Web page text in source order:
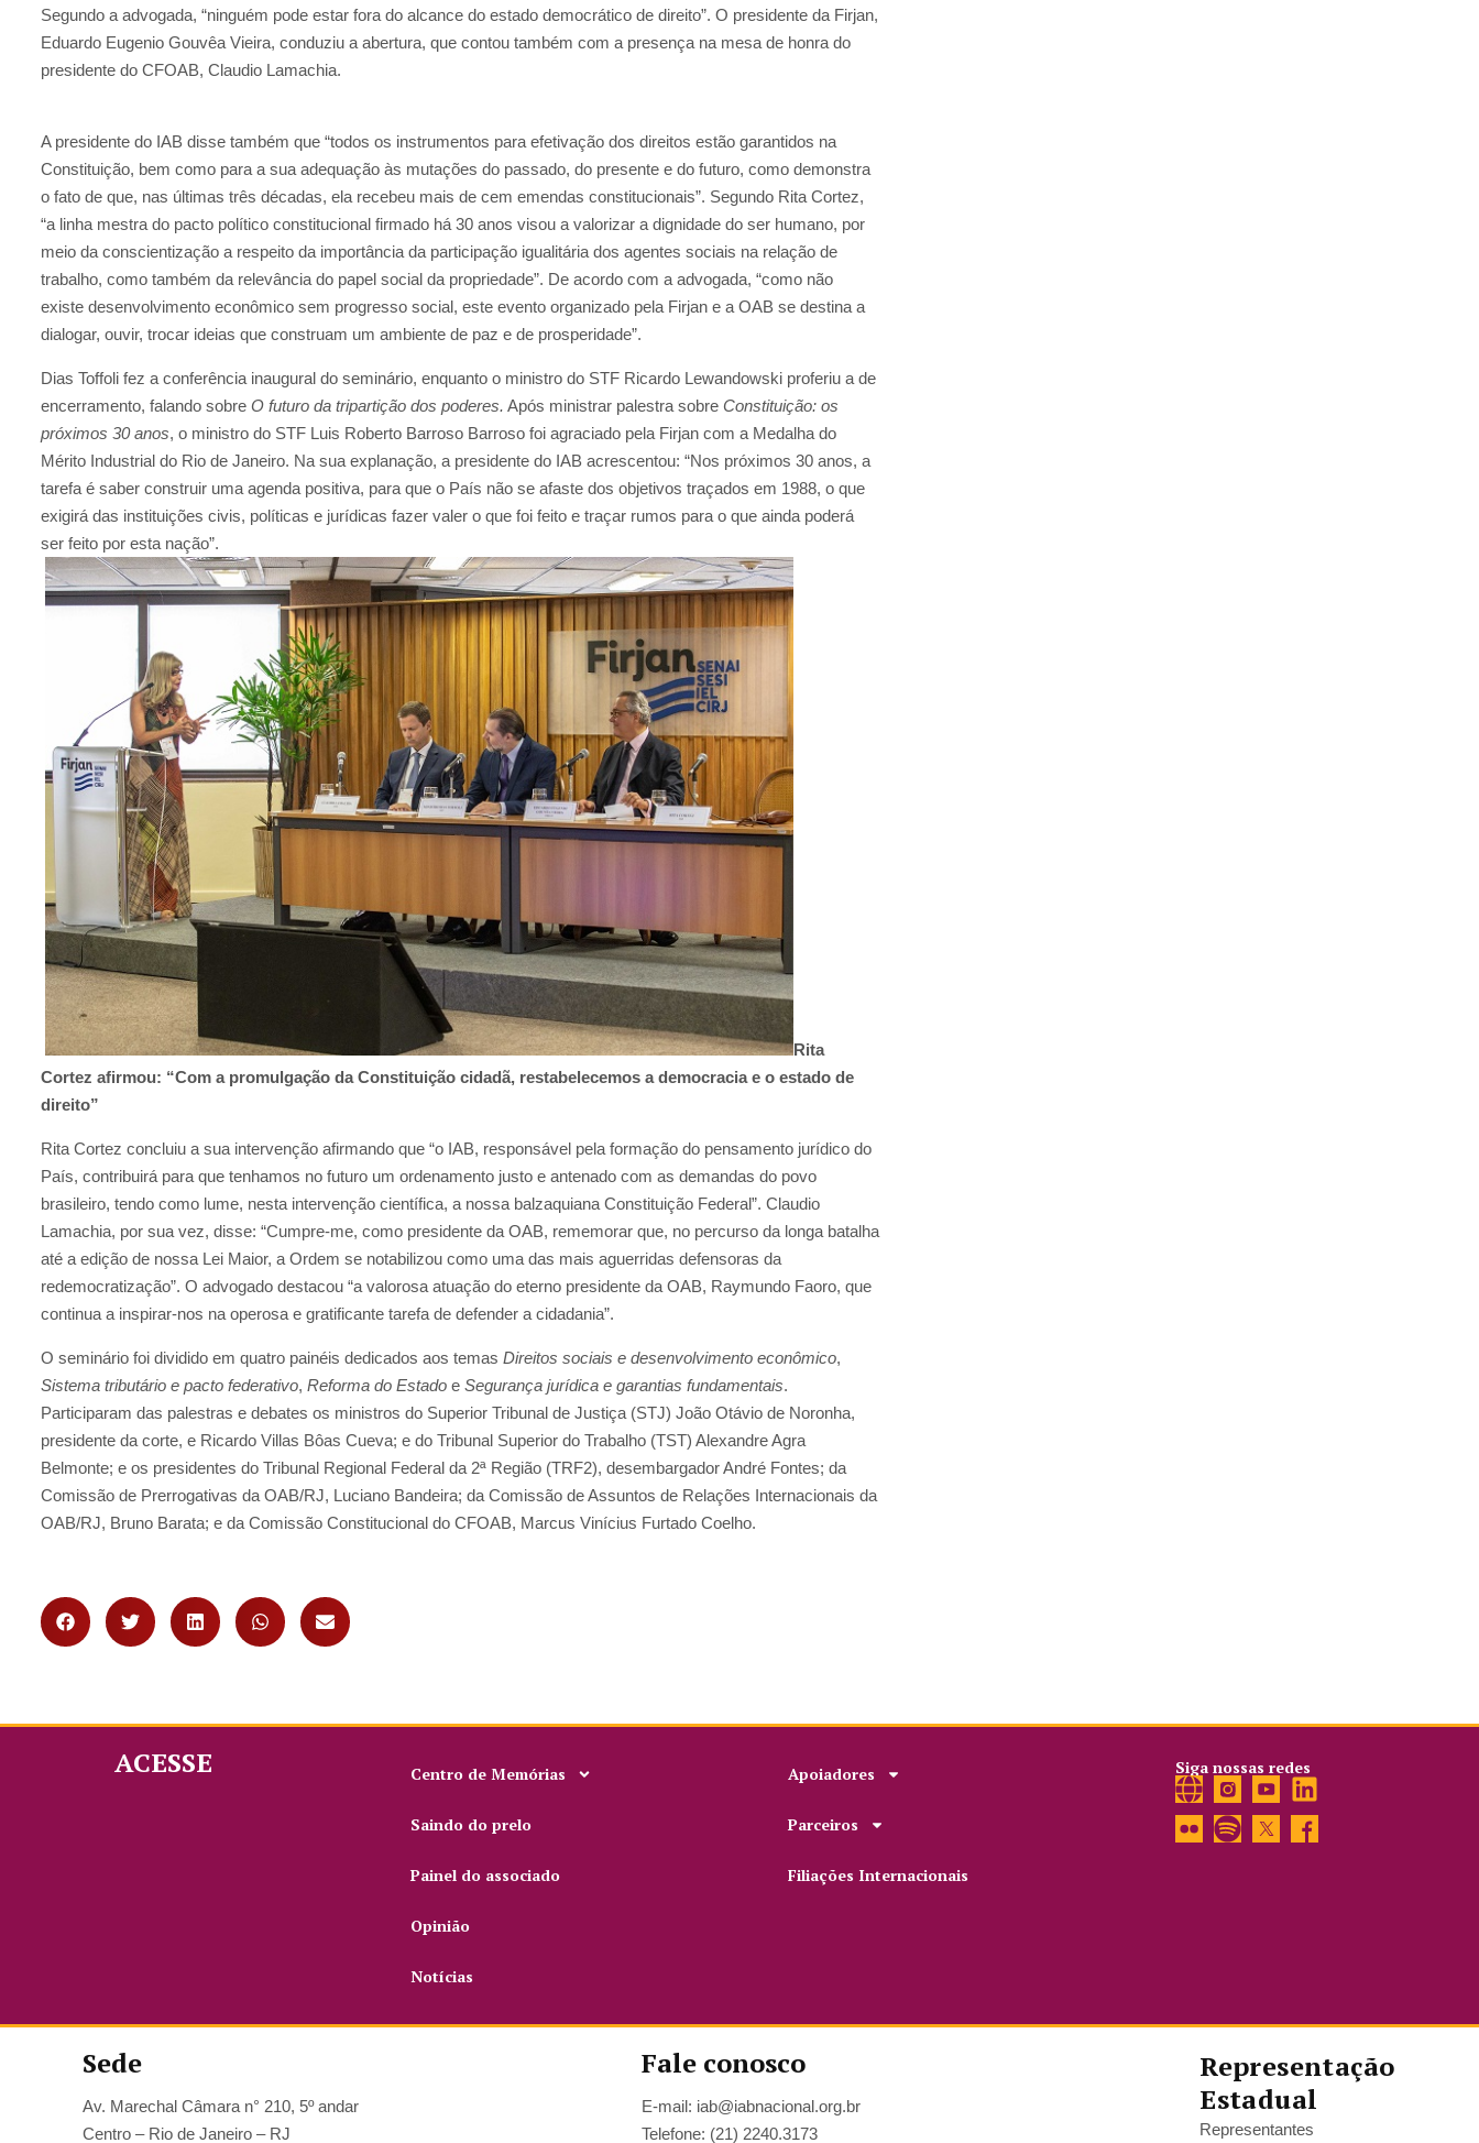
Segundo a advogada, “ninguém pode estar fora do alcance do estado democrático de direito”. O presidente da Firjan,
Eduardo Eugenio Gouvêa Vieira, conduziu a abertura, que contou também com a presença na mesa de honra do
presidente do CFOAB, Claudio Lamachia.
A presidente do IAB disse também que “todos os instrumentos para efetivação dos direitos estão garantidos na
Constituição, bem como para a sua adequação às mutações do passado, do presente e do futuro, como demonstra
o fato de que, nas últimas três décadas, ela recebeu mais de cem emendas constitucionais”. Segundo Rita Cortez,
“a linha mestra do pacto político constitucional firmado há 30 anos visou a valorizar a dignidade do ser humano, por
meio da conscientização a respeito da importância da participação igualitária dos agentes sociais na relação de
trabalho, como também da relevância do papel social da propriedade”. De acordo com a advogada, “como não
existe desenvolvimento econômico sem progresso social, este evento organizado pela Firjan e a OAB se destina a
dialogar, ouvir, trocar ideias que construam um ambiente de paz e de prosperidade”.
Dias Toffoli fez a conferência inaugural do seminário, enquanto o ministro do STF Ricardo Lewandowski proferiu a de
encerramento, falando sobre O futuro da tripartição dos poderes. Após ministrar palestra sobre Constituição: os
próximos 30 anos, o ministro do STF Luis Roberto Barroso Barroso foi agraciado pela Firjan com a Medalha do
Mérito Industrial do Rio de Janeiro. Na sua explanação, a presidente do IAB acrescentou: “Nos próximos 30 anos, a
tarefa é saber construir uma agenda positiva, para que o País não se afaste dos objetivos traçados em 1988, o que
exigirá das instituições civis, políticas e jurídicas fazer valer o que foi feito e traçar rumos para o que ainda poderá
ser feito por esta nação”.
Rita
Cortez afirmou: “Com a promulgação da Constituição cidadã, restabelecemos a democracia e o estado de
direito”
Rita Cortez concluiu a sua intervenção afirmando que “o IAB, responsável pela formação do pensamento jurídico do
País, contribuirá para que tenhamos no futuro um ordenamento justo e antenado com as demandas do povo
brasileiro, tendo como lume, nesta intervenção científica, a nossa balzaquiana Constituição Federal”. Claudio
Lamachia, por sua vez, disse: “Cumpre-me, como presidente da OAB, rememorar que, no percurso da longa batalha
até a edição de nossa Lei Maior, a Ordem se notabilizou como uma das mais aguerridas defensoras da
redemocratização”. O advogado destacou “a valorosa atuação do eterno presidente da OAB, Raymundo Faoro, que
continua a inspirar-nos na operosa e gratificante tarefa de defender a cidadania”.
O seminário foi dividido em quatro painéis dedicados aos temas Direitos sociais e desenvolvimento econômico,
Sistema tributário e pacto federativo, Reforma do Estado e Segurança jurídica e garantias fundamentais.
Participaram das palestras e debates os ministros do Superior Tribunal de Justiça (STJ) João Otávio de Noronha,
presidente da corte, e Ricardo Villas Bôas Cueva; e do Tribunal Superior do Trabalho (TST) Alexandre Agra
Belmonte; e os presidentes do Tribunal Regional Federal da 2ª Região (TRF2), desembargador André Fontes; da
Comissão de Prerrogativas da OAB/RJ, Luciano Bandeira; da Comissão de Assuntos de Relações Internacionais da
OAB/RJ, Bruno Barata; e da Comissão Constitucional do CFOAB, Marcus Vinícius Furtado Coelho.
ACESSE Centro de Memórias
Saindo do prelo
Painel do associado
Opinião
Notícias
Apoiadores
Parceiros
Filiações Internacionais
Siga nossas redes
Sede
Av. Marechal Câmara n° 210, 5º andar
Centro – Rio de Janeiro – RJ
Fale conosco
E-mail: iab@iabnacional.org.br
Telefone: (21) 2240.3173
Representação
Estadual
Representantes